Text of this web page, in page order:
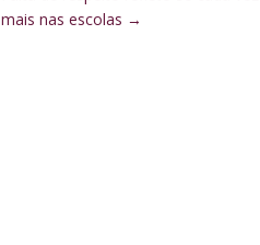
mais nas escolas →